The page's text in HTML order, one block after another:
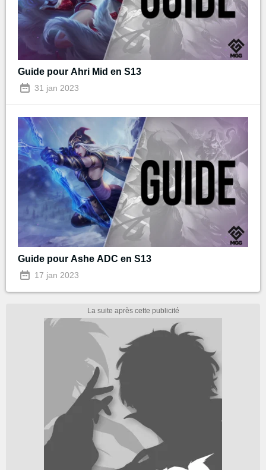
Guide pour Ahri Mid en S13
31 jan 2023
Guide pour Ashe ADC en S13
17 jan 2023